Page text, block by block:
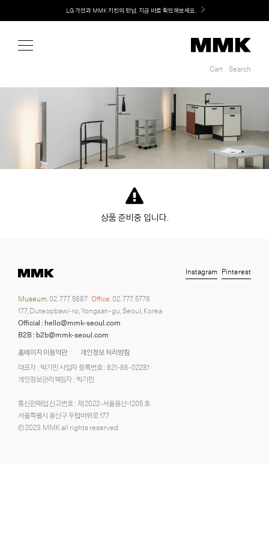
LG 가전과 MMK 키친의 만남. 지금 바로 확인해보세요.
Cart Search
상품 준비중 입니다.
홈페이지 이용약관
개인정보 처리방침
대표자 : 박기민 사업자 등록번호 : 821-86-02281
개인정보관리책임자 : 박기민
통신판매업 신고번호 : 제 2022-서울용산-1205 호
서울특별시 용산구 두텁바위로 177
ⓒ 2023. MMK all rights reserved
Museum.02. 777. 5887 Office.02. 777. 5778
177, Duteopbawi-ro, Yongsan-gu, Seoul, Korea
Official : hello@mmk-seoul.com
B2B : b2b@mmk-seoul.com
Instagram Pinterest